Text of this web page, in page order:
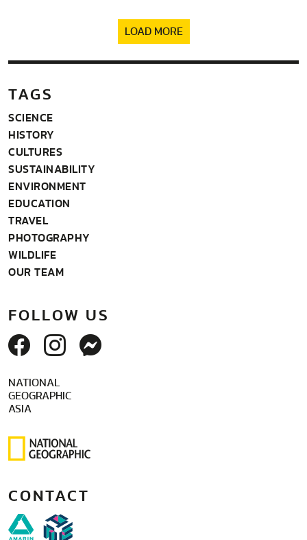
LOAD MORE
TAGS
SCIENCE
HISTORY
CULTURES
SUSTAINABILITY
ENVIRONMENT
EDUCATION
TRAVEL
PHOTOGRAPHY
WILDLIFE
OUR TEAM
FOLLOW US
NATIONAL
GEOGRAPHIC
ASIA
CONTACT